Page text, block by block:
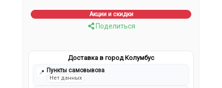
Акции и скидки
Поделиться
Доставка в город Колумбус
📍 Пункты самовывоза
Нет данных